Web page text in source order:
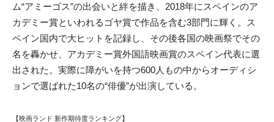
ム“アミーゴス”の出会いと絆を描き、2018年にスペインのア
カデミー賞といわれるゴヤ賞で作品を含む3部門に輝く。ス
ペイン国内で大ヒットを記録し、その後各国の映画祭でその
名を轟かせ、アカデミー賞外国語映画賞のスペイン代表に選
出された。実際に障がいを持つ600人もの中からオーディシ
ョンで選ばれた10名の“俳優”が出演している。
【映画ランド 新作期待度ランキング】